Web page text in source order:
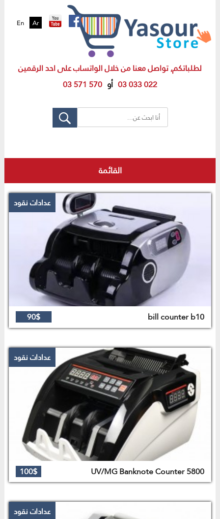
لطلباتكم, تواصل معنا من خلال الواتساب على احد الرقمين
03 571 570 أو 03 033 022
Ar
En
القائمة
عدادات نقود
bill counter b10
90$
عدادات نقود
5800 UV/MG Banknote Counter
100$
عدادات نقود